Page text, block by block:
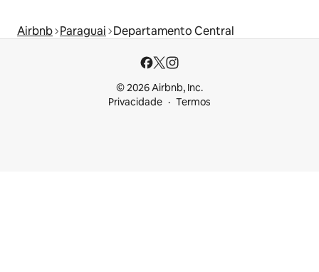
Airbnb Paraguai Departamento Central
© 2026 Airbnb, Inc.
Privacidade
Termos